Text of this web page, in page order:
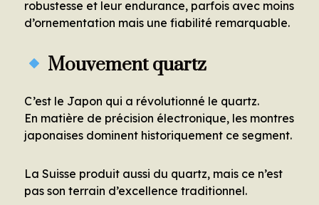
robustesse et leur endurance, parfois avec moins
d’ornementation mais une fiabilité remarquable.
Mouvement quartz
C’est le Japon qui a révolutionné le quartz.
En matière de précision électronique, les montres
japonaises dominent historiquement ce segment.
La Suisse produit aussi du quartz, mais ce n’est
pas son terrain d’excellence traditionnel.